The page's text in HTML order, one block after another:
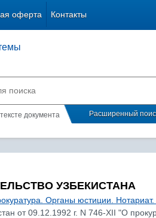
оферта Контакты
документа Расширенный
УЗБЕКИСТАНА
Органы юстиции.
от 09.12.1992 г. N 746-XII "О